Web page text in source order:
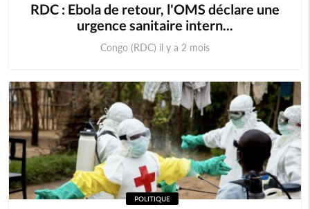
RDC : Ebola de retour, l'OMS déclare une
urgence sanitaire intern...
Congo (RDC) il y a 2 mois
POLITIQUE